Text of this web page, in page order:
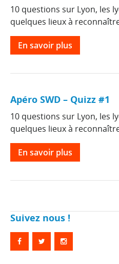
10 questions sur Lyon, les
quelques lieux à
En savoir plus
Apéro SWD – Quizz #1
10 questions sur Lyon, les
quelques lieux à
En savoir plus
Suivez nous !